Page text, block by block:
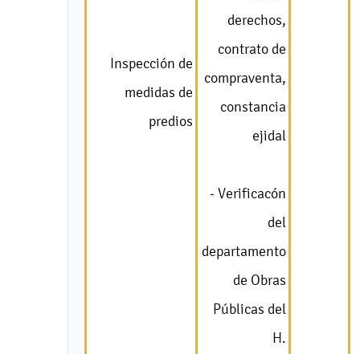
Inspección de
medidas de
predios
derechos,
contrato de
compraventa,
constancia
ejidal
- Verificacón
del
departamento
de Obras
Públicas del
H.